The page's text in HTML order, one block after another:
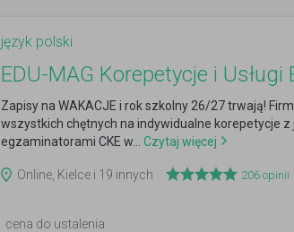
język polski
EDU-MAG Korepetycje i Usługi
Zapisy na WAKACJE i rok szkolny 26/27 trwają!
wszystkich chętnych na indywidualne korepetycje z
egzaminatorami CKE w...
Czytaj więcej
Online, Kielce i 19 innych 206 opinii
cena do ustalenia